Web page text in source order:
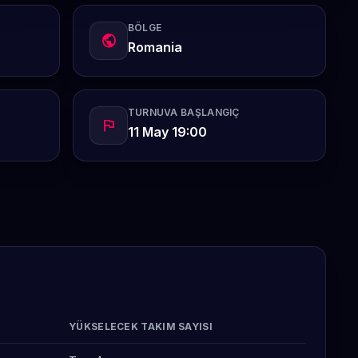
public
BÖLGE
Romania
flag
TURNUVA BAŞLANGIÇ
11 May 19:00
YÜKSELECEK TAKIM SAYISI